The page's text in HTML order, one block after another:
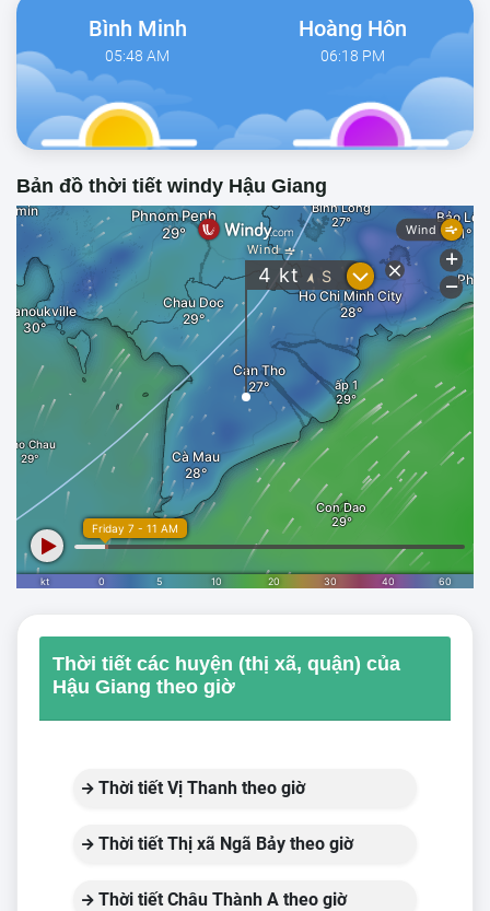
Bình Minh
05:48 AM
Hoàng Hôn
06:18 PM
Bản đồ thời tiết windy Hậu Giang
Thời tiết các huyện (thị xã, quận) của
Hậu Giang theo giờ
Thời tiết Vị Thanh theo giờ
Thời tiết Thị xã Ngã Bảy theo giờ
Thời tiết Châu Thành A theo giờ